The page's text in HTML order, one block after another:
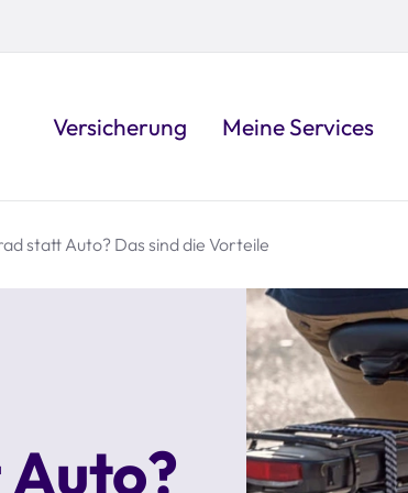
Versicherung Meine Services
statt Auto? Das sind die Vorteile